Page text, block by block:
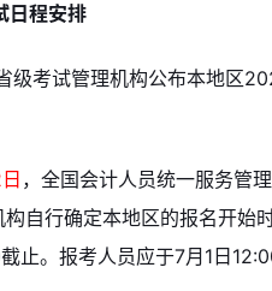
日程安排
级考试管理机构公布本地区
，全国会计人员统一服务管
自行确定本地区的报名开始
止。报考人员应于7月1日